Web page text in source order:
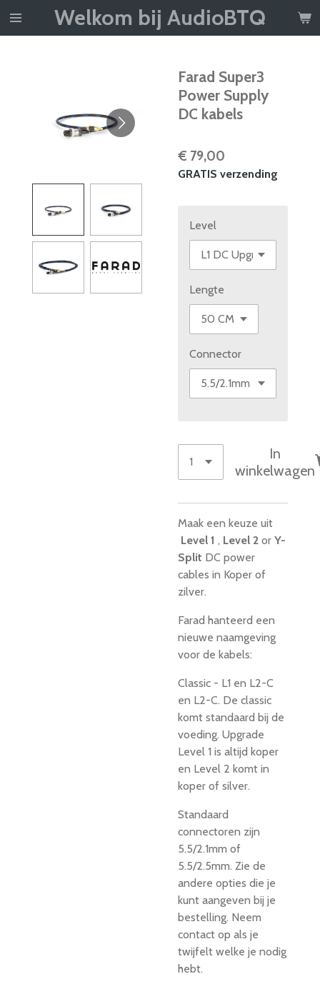
Ga
Welkom bij AudioBTQ
Farad Super3
Power Supply
DC kabels
€ 79,00
GRATIS verzending
Level
Lengte
Connector
In
winkelwagen
Maak een keuze uit
Level 1 , Level 2 or Y-
Split DC power
cables in Koper of
zilver.
Farad hanteerd een
nieuwe naamgeving
voor de kabels:
Classic - L1 en L2-C
en L2-C. De classic
komt standaard bij de
voeding. Upgrade
Level 1 is altijd koper
en Level 2 komt in
koper of silver.
Standaard
connectoren zijn
5.5/2.1mm of
5.5/2.5mm. Zie de
andere opties die je
kunt aangeven bij je
bestelling. Neem
contact op als je
twijfelt welke je nodig
hebt.